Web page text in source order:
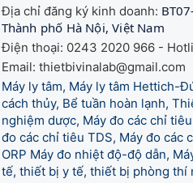
Địa chỉ đăng ký kinh doanh:
Thành phố Hà Nội, Việt Nam
Điện thoại: 0243 2020 966 -
Email: thietbivinalab@gmail.com
Máy ly tâm, Máy ly tâm Hettich-
cách thủy, Bể tuần hoàn lạnh,
nghiệm dược, Máy đo các chỉ
đo các chỉ tiêu TDS, Máy đo các
ORP Máy đo nhiệt độ-độ dẫn,
tế, thiết bị y tế, thiết bị phòng thí